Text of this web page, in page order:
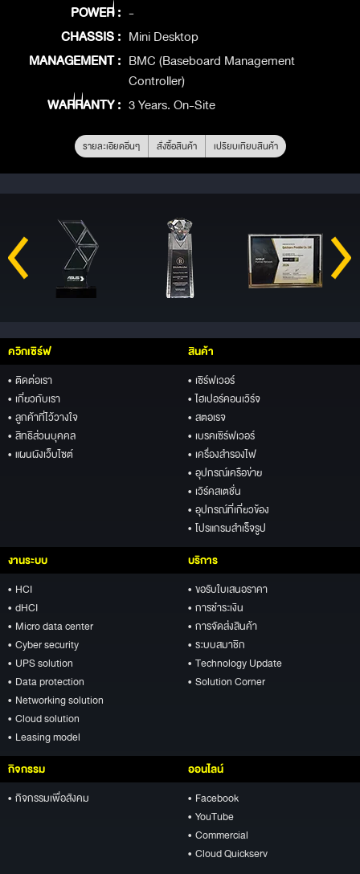
POWER : -
CHASSIS : Mini Desktop
MANAGEMENT : BMC (Baseboard Management
Controller)
WARRANTY : 3 Years. On-Site
รายละเอียดอื่นๆ สั่งซื้อสินค้า เปรียบเทียบสินค้า
ควิกเซิร์ฟ
• ติดต่อเรา
• เกี่ยวกับเรา
• ลูกค้าที่ไว้วางใจ
• สิทธิส่วนบุคคล
• แผนผังเว็บไซต์
สินค้า
• เซิร์ฟเวอร์
• ไฮเปอร์คอนเวิร์จ
• สตอเรจ
• เบรคเซิร์ฟเวอร์
• เครื่องสำรองไฟ
• อุปกรณ์เครือข่าย
• เวิร์คสเตชั่น
• อุปกรณ์ที่เกี่ยวข้อง
• โปรแกรมสำเร็จรูป
งานระบบ
• HCI
• dHCI
• Micro data center
• Cyber security
• UPS solution
• Data protection
• Networking solution
• Cloud solution
• Leasing model
บริการ
• ขอรับใบเสนอราคา
• การชำระเงิน
• การจัดส่งสินค้า
• ระบบสมาชิก
• Technology Update
• Solution Corner
กิจกรรม
• กิจกรรมเพื่อสังคม
ออนไลน์
• Facebook
• YouTube
• Commercial
• Cloud Quickserv